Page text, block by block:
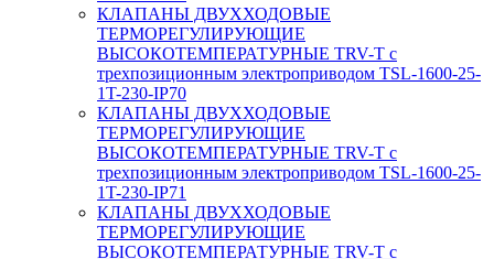
КЛАПАНЫ ДВУХХОДОВЫЕ
ТЕРМОРЕГУЛИРУЮЩИЕ
ВЫСОКОТЕМПЕРАТУРНЫЕ TRV-T с
трехпозиционным электроприводом TSL-1600-25-
1T-230-IP70
КЛАПАНЫ ДВУХХОДОВЫЕ
ТЕРМОРЕГУЛИРУЮЩИЕ
ВЫСОКОТЕМПЕРАТУРНЫЕ TRV-T с
трехпозиционным электроприводом TSL-1600-25-
1T-230-IP71
КЛАПАНЫ ДВУХХОДОВЫЕ
ТЕРМОРЕГУЛИРУЮЩИЕ
ВЫСОКОТЕМПЕРАТУРНЫЕ TRV-T с